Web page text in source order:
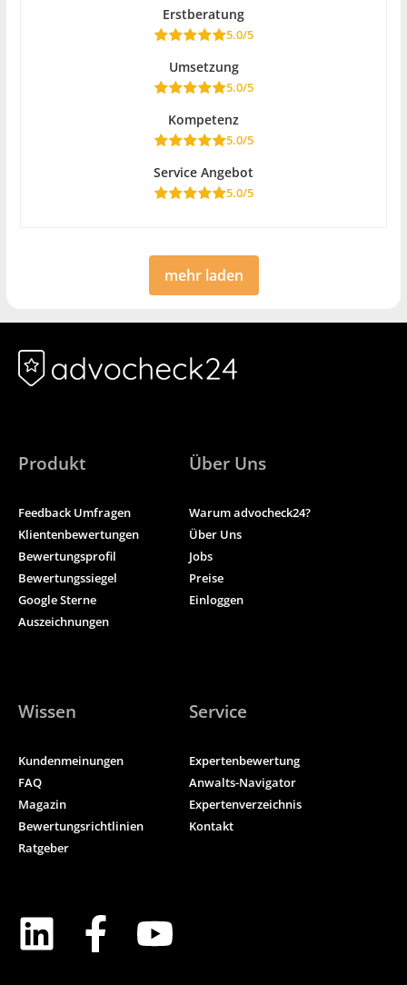
Erstberatung
5.0/5
Umsetzung
5.0/5
Kompetenz
5.0/5
Service Angebot
5.0/5
mehr laden
Produkt
Feedback Umfragen
Klientenbewertungen
Bewertungsprofil
Bewertungssiegel
Google Sterne
Auszeichnungen
Über Uns
Warum advocheck24?
Über Uns
Jobs
Preise
Einloggen
Wissen
Kundenmeinungen
FAQ
Magazin
Bewertungsrichtlinien
Ratgeber
Service
Expertenbewertung
Anwalts-Navigator
Expertenverzeichnis
Kontakt